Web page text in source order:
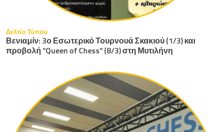
Δελτίο Τύπου
Βενιαμίν: 3ο Εσωτερικό Τουρνουά Σκακιού (1/3) και
προβολή “Queen of Chess” (8/3) στη Μυτιλήνη